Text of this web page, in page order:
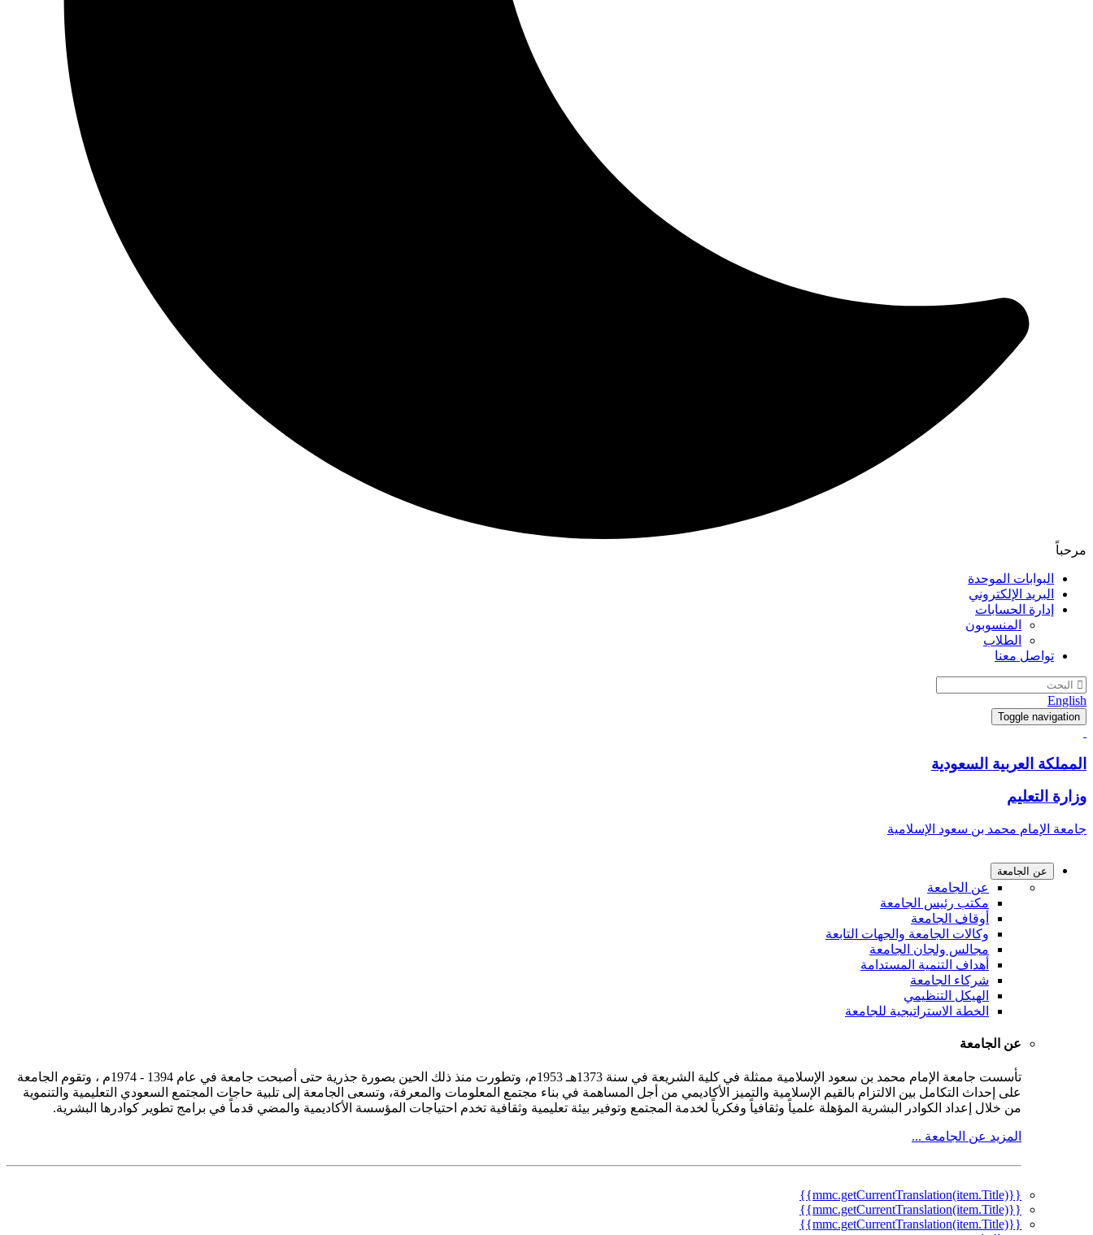
مرحباً
البوابات الموحدة
البريد الإلكتروني
إدارة الحسابات
المنسوبون
الطلاب
تواصل معنا
English
Toggle navigation
المملكة العربية السعودية
وزارة التعليم
جامعة الإمام محمد بن سعود الإسلامية
عن الجامعة
عن الجامعة
مكتب رئيس الجامعة
أوقاف الجامعة
وكالات الجامعة والجهات التابعة
مجالس ولجان الجامعة
أهداف التنمية المستدامة
شركاء الجامعة
الهيكل التنظيمي
الخطة الاستراتيجية للجامعة
عن الجامعة
تأسست جامعة الإمام محمد بن سعود الإسلامية ممثلة في كلية الشريعة في سنة 1373هـ 1953م، وتطورت منذ ذلك الحين بصورة جذرية حتى أصبحت جامعة في عام 1394 - 1974م ، وتقوم الجامعة
على إحداث التكامل بين الالتزام بالقيم الإسلامية والتميز الأكاديمي من أجل المساهمة في بناء مجتمع المعلومات والمعرفة، وتسعى الجامعة إلى تلبية حاجات المجتمع السعودي التعليمية والتنموية
من خلال إعداد الكوادر البشرية المؤهلة علمياً وثقافياً وفكرياً لخدمة المجتمع وتوفير بيئة تعليمية وثقافية تخدم احتياجات المؤسسة الأكاديمية والمضي قدماً في برامج تطوير كوادرها البشرية.
المزيد عن الجامعة ...
{{mmc.getCurrentTranslation(item.Title)}}
{{mmc.getCurrentTranslation(item.Title)}}
{{mmc.getCurrentTranslation(item.Title)}}